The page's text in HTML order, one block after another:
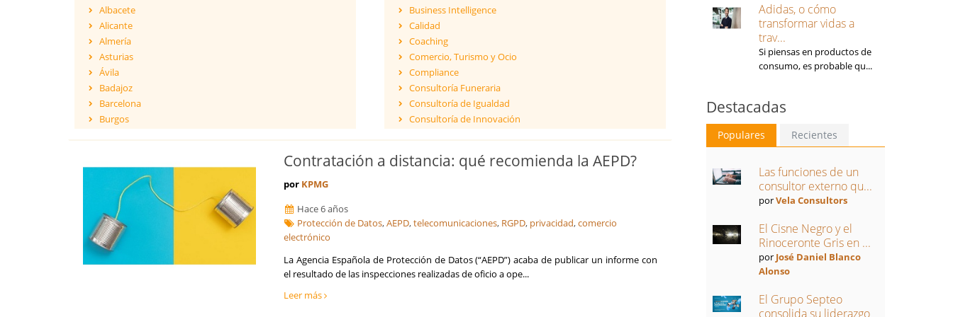
Albacete
Alicante
Almería
Asturias
Ávila
Badajoz
Barcelona
Burgos
Cantabria
Castellón
Ceuta
Ciudad Real
Córdoba
Cuenca
Girona
Business Intelligence
Calidad
Coaching
Comercio, Turismo y Ocio
Compliance
Consultoría Funeraria
Consultoría de Igualdad
Consultoría de Innovación
Eficiencia Energética
Franquicias
Gestión de riesgos y cumplimiento
Gestión del Conocimiento
Contratación a distancia: qué recomienda la AEPD?
por KPMG
Hace 6 años
Protección de Datos,AEPD,telecomunicaciones, RGPD, privacidad,comercio
electrónico
La Agencia Española de Protección de Datos (“AEPD”) acaba de publicar un informe con
el resultado de las inspecciones realizadas de oficio a ope...
Leer más
Adidas, o cómo
transformar vidas a
trav...
Si piensas en productos de
consumo, es probable qu...
Destacadas
Populares Recientes
Las funciones de un
consultor externo qu...
porVela Consultors
El Cisne Negro y el
Rinoceronte Gris en ...
por José Daniel Blanco
Alonso
El Grupo Septeo
consolida su liderazgo